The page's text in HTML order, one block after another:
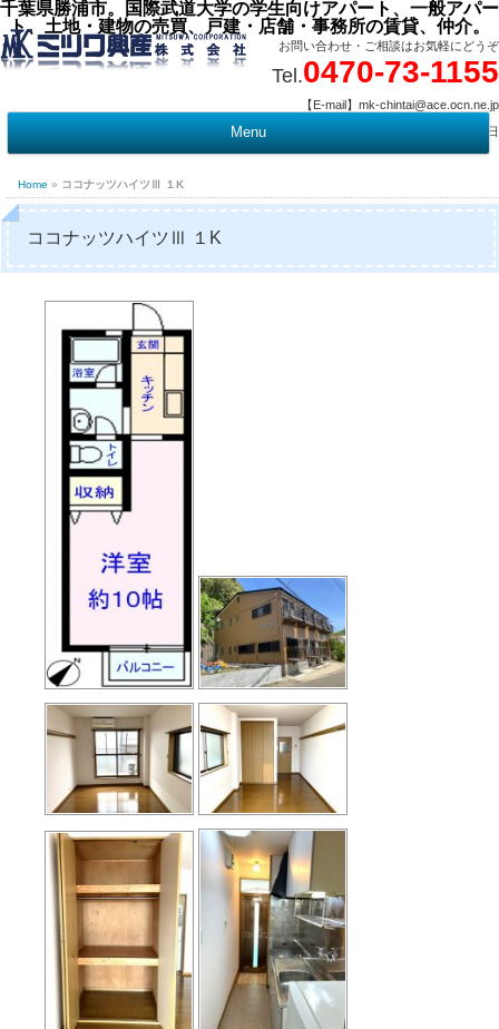
千葉県勝浦市。国際武道大学の学生向けアパート、一般アパー
ト、土地・建物の売買、戸建・店舗・事務所の賃貸、仲介。
お問い合わせ・ご相談はお気軽にどうぞ
Tel.0470-73-1155
【E-mail】mk-chintai@ace.ocn.ne.jp
【営業時間】09:00 ～ 17:15 【定 休 日】水曜・祭日
Menu
Home » ココナッツハイツⅢ １K
ココナッツハイツⅢ １K